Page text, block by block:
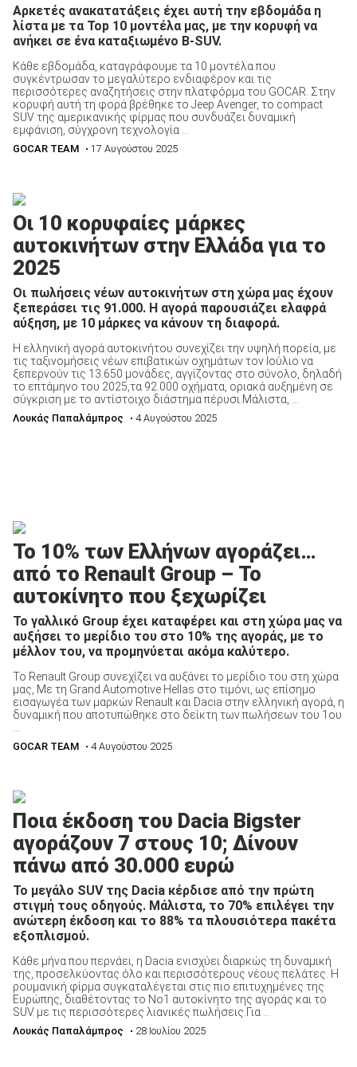
ΑΝΑΖΗΤΗΣΗ
Αρκετές ανακατατάξεις έχει αυτή την εβδομάδα η
λίστα με τα Top 10 μοντέλα μας, με την κορυφή να
ανήκει σε ένα καταξιωμένο B-SUV.
Κάθε εβδομάδα, καταγράφουμε τα 10 μοντέλα που
συγκέντρωσαν το μεγαλύτερο ενδιαφέρον και τις
περισσότερες αναζητήσεις στην πλατφόρμα του GOCAR. Στην
κορυφή αυτή τη φορά βρέθηκε το Jeep Avenger, το compact
SUV της αμερικανικής φίρμας που συνδυάζει δυναμική
εμφάνιση, σύγχρονη τεχνολογία ...
GOCAR TEAM • 17 Αυγούστου 2025
Οι 10 κορυφαίες μάρκες
αυτοκινήτων στην Ελλάδα για το
2025
Οι πωλήσεις νέων αυτοκινήτων στη χώρα μας έχουν
ξεπεράσει τις 91.000. Η αγορά παρουσιάζει ελαφρά
αύξηση, με 10 μάρκες να κάνουν τη διαφορά.
Η ελληνική αγορά αυτοκινήτου συνεχίζει την υψηλή πορεία, με
τις ταξινομήσεις νέων επιβατικών οχημάτων τον Ιούλιο να
ξεπερνούν τις 13.650 μονάδες, αγγίζοντας στο σύνολο, δηλαδή
το επτάμηνο του 2025,τα 92.000 οχήματα, οριακά αυξημένη σε
σύγκριση με το αντίστοιχο διάστημα πέρυσι.Μάλιστα, ...
Λουκάς Παπαλάμπρος • 4 Αυγούστου 2025
Το 10% των Ελλήνων αγοράζει…
από το Renault Group – Το
αυτοκίνητο που ξεχωρίζει
Το γαλλικό Group έχει καταφέρει και στη χώρα μας να
αυξήσει το μερίδιο του στο 10% της αγοράς, με το
μέλλον του, να προμηνύεται ακόμα καλύτερο.
To Renault Group συνεχίζει να αυξάνει το μερίδιο του στη χώρα
μας, Με τη Grand Automotive Hellas στο τιμόνι, ως επίσημο
εισαγωγέα των μαρκών Renault και Dacia στην ελληνική αγορά, η
δυναμική που αποτυπώθηκε στο δείκτη των πωλήσεων του 1ου
GOCAR TEAM • 4 Αυγούστου 2025
Ποια έκδοση του Dacia Bigster
αγοράζουν 7 στους 10; Δίνουν
πάνω από 30.000 ευρώ
Το μεγάλο SUV της Dacia κέρδισε από την πρώτη
στιγμή τους οδηγούς. Μάλιστα, το 70% επιλέγει την
ανώτερη έκδοση και το 88% τα πλουσιότερα πακέτα
εξοπλισμού.
Κάθε μήνα που περνάει, η Dacia ενισχύει διαρκώς τη δυναμική
της, προσελκύοντας όλο και περισσότερους νέους πελάτες. Η
ρουμανική φίρμα συγκαταλέγεται στις πιο επιτυχημένες της
Ευρώπης, διαθέτοντας το Νο1 αυτοκίνητο της αγοράς και το
SUV με τις περισσότερες λιανικές πωλήσεις.Για ...
Λουκάς Παπαλάμπρος • 28 Ιουλίου 2025